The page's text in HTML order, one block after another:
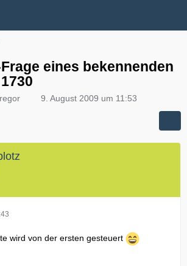
eines bekennenden
9. August 2009 um 11:53
wird von der ersten gesteuert